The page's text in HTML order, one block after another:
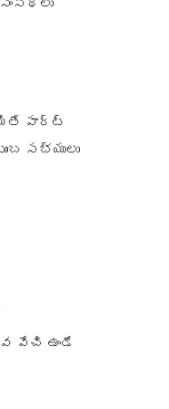
పార్ట్
సభ్యులు
వేచి ఉండే